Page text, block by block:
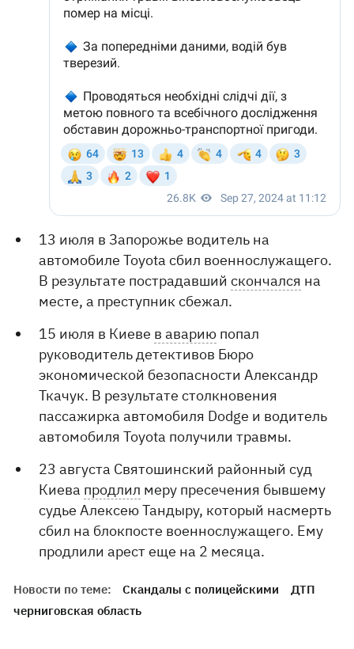
13 июля в Запорожье водитель на
автомобиле Toyota сбил военнослужащего.
В результате пострадавшийскончался на
месте, а преступник сбежал.
15 июля в Киеве в аварию попал
руководитель детективов Бюро
экономической безопасности Александр
Ткачук. В результате столкновения
пассажирка автомобиля Dodge и водитель
автомобиля Toyota получили травмы.
23 августа Святошинский районный суд
Киева продлил меру пресечения бывшему
судье Алексею Тандыру, который насмерть
сбил на блокпосте военнослужащего. Ему
продлили арест еще на 2 месяца.
Новости по теме: Скандалы с полицейскими
ДТП
черниговская область